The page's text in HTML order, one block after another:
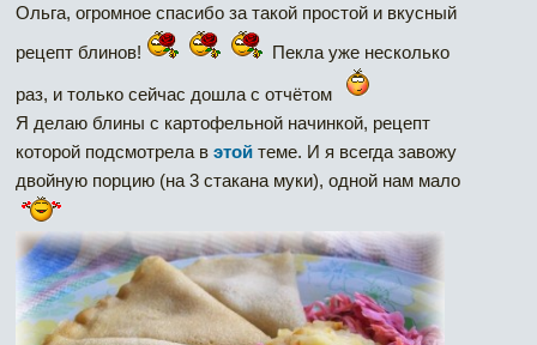
Ольга, огромное спасибо за такой простой и вкусный
рецепт блинов!
Пекла уже несколько
раз, и только сейчас дошла с отчётом
Я делаю блины с картофельной начинкой, рецепт
которой подсмотрела в этой теме. И я всегда завожу
двойную порцию (на 3 стакана муки), одной нам мало